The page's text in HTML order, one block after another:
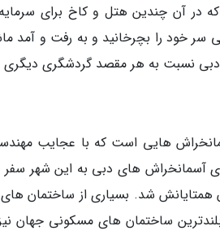
در آن چندین هتل و کاخ برای
خود را بچرخانید و به رفت و آمد
نسبت به هر مقصد گردشگری دیگری
هایی است که با عجایب
همتایانش شد. بسیاری از ساختمان
ساختمان های مسکونی جهان